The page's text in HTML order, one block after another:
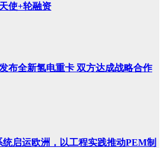
使+轮融资
布全新氢电重卡 双方达成战略合作
启运欧洲，以工程实践推动PEM制